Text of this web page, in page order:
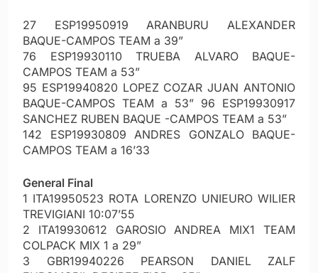
27 ESP19950919 ARANBURU ALEXANDER
BAQUE-CAMPOS TEAM a 39”
76 ESP19930110 TRUEBA ALVARO BAQUE-
CAMPOS TEAM a 53”
95 ESP19940820 LOPEZ COZAR JUAN ANTONIO
BAQUE-CAMPOS TEAM a 53” 96 ESP19930917
SANCHEZ RUBEN BAQUE -CAMPOS TEAM a 53”
142 ESP19930809 ANDRES GONZALO BAQUE-
CAMPOS TEAM a 16’33
General Final
1 ITA19950523 ROTA LORENZO UNIEURO WILIER
TREVIGIANI 10:07’55
2 ITA19930612 GAROSIO ANDREA MIX1 TEAM
COLPACK MIX 1 a 29”
3 GBR19940226 PEARSON DANIEL ZALF